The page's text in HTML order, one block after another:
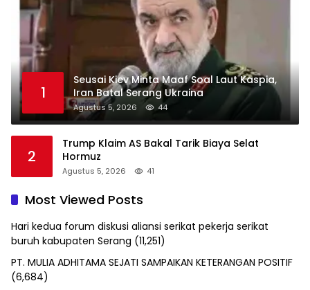
1
Seusai Kiev Minta Maaf Soal Laut Kaspia,
Iran Batal Serang Ukraina
Agustus 5, 2026 44
2
Trump Klaim AS Bakal Tarik Biaya Selat
Hormuz
Agustus 5, 2026 41
Most Viewed Posts
Hari kedua forum diskusi aliansi serikat pekerja serikat
buruh kabupaten Serang (11,251)
PT. MULIA ADHITAMA SEJATI SAMPAIKAN KETERANGAN POSITIF
(6,684)